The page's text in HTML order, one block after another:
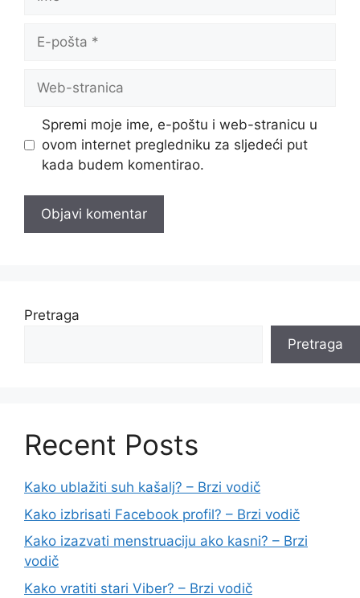
pošta
stranica
Spremi moje ime, e-poštu i web-stranicu u
ovom internet pregledniku za sljedeći put
kada budem komentirao.
Pretraga
Pretraga
Recent Posts
Kako ublažiti suh kašalj? – Brzi vodič
Kako izbrisati Facebook profil? – Brzi vodič
Kako izazvati menstruaciju ako kasni? – Brzi
vodič
Kako vratiti stari Viber? – Brzi vodič